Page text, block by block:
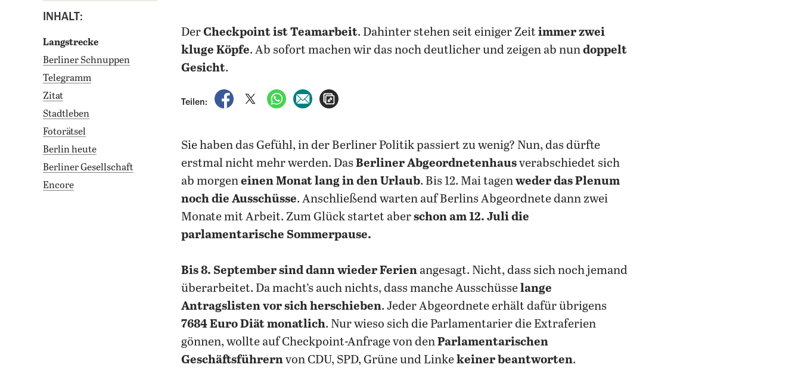
INHALT:
Langstrecke
Berliner Schnuppen
Telegramm
Zitat
Stadtleben
Fotorätsel
Berlin heute
Berliner Gesellschaft
Encore
derCheckpoint ist Teamarbeit. Dahinter stehen seit einiger Zeit immer zwei
kluge Köpfe. Ab sofort machen wir das noch deutlicher und zeigen ab nundoppelt
Gesicht.
Teilen:
auf Facebook teilen
auf X teilenper WhatsApp teilen
per E-Mail teilen
Sie haben das Gefühl, in der Berliner Politik passiert zu wenig? Nun, das dürfte
erstmal nicht mehr werden. DasBerliner Abgeordnetenhausverabschiedet sich
ab morgeneinen Monat lang in den Urlaub. Bis 12. Mai tagenweder das Plenum
noch die Ausschüsse. Anschließend warten auf Berlins Abgeordnete dann zwei
Monate mit Arbeit. Zum Glück startet aberschon am 12. Juli die
parlamentarische Sommerpause.
Bis 8. September sind dann wieder Ferien angesagt. Nicht, dass sich noch jemand
überarbeitet. Da macht’s auch nichts, dass manche Ausschüsselange
Antragslisten vor sich herschieben. Jeder Abgeordnete erhält dafür übrigens
7684 Euro Diät monatlich. Nur wieso sich die Parlamentarier die Extraferien
gönnen, wollte auf Checkpoint-Anfrage von denParlamentarischen
Geschäftsführernvon CDU, SPD, Grüne und Linkekeiner beantworten.